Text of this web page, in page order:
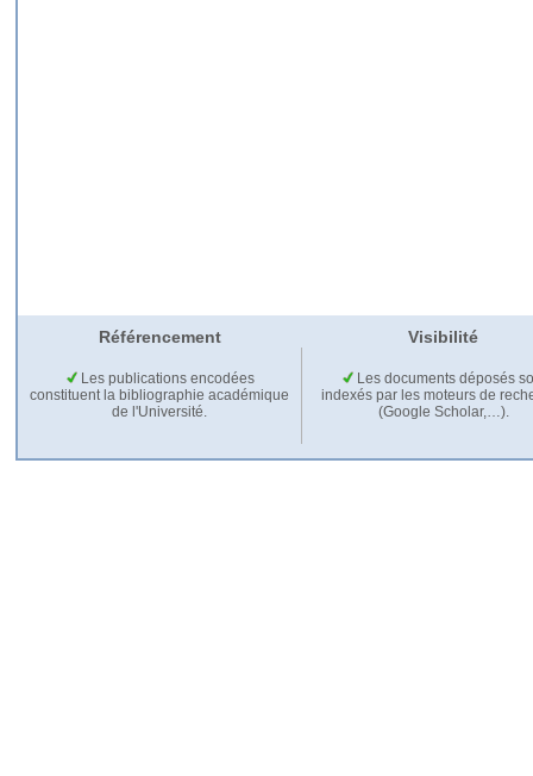
Référencement Visibilité
Les publications encodées
constituent la bibliographie académique
de l'Université.
Les documents déposés
indexés par les moteurs de
(Google Scholar,…).